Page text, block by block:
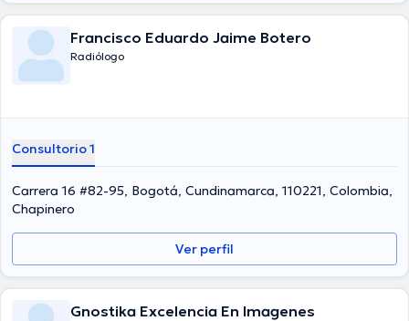
Francisco Eduardo Jaime Botero
Radiólogo
Consultorio 1
Carrera 16 #82-95, Bogotá, Cundinamarca, 110221, Colombia,
Chapinero
Ver perfil
Gnostika Excelencia En Imagenes